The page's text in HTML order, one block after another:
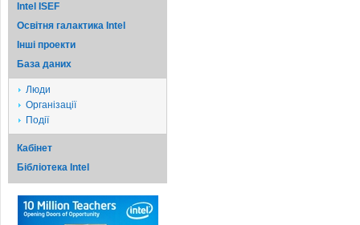
Intel ISEF
Освітня галактика Intel
Iншi проекти
База даних
Люди
Організації
Події
Кабінет
Бібліотека Intel